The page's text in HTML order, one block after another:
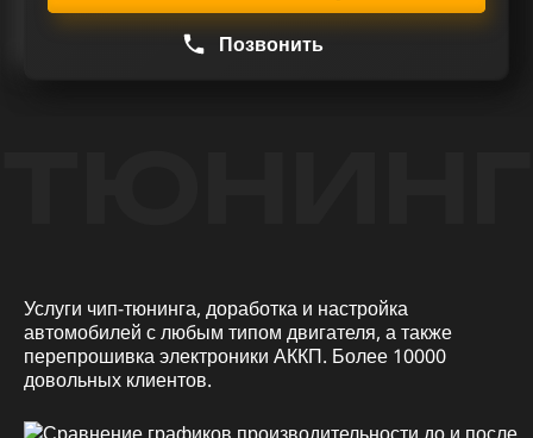
Позвонить
Услуги чип-тюнинга, доработка и настройка
автомобилей с любым типом двигателя, а также
перепрошивка электроники АККП. Более 10000
довольных клиентов.